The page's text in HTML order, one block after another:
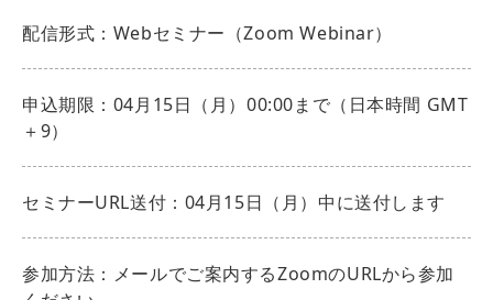
配信形式：Webセミナー（Zoom Webinar）
申込期限：04月15日（月）00:00まで（日本時間 GMT
＋9）
セミナーURL送付：04月15日（月）中に送付します
参加方法：メールでご案内するZoomのURLから参加